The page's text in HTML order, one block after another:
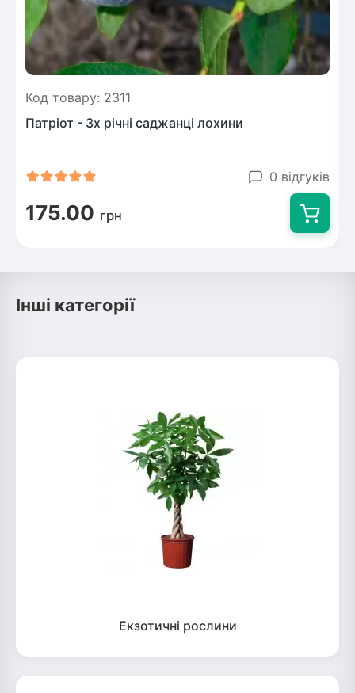
Код товару: 2311
Патріот - 3х річні саджанці лохини
0 відгуків
175.00 грн
Інші категорії
Екзотичні рослини